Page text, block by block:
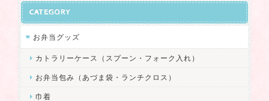
CATEGORY
お弁当グッズ
カトラリーケース（スプーン・フォーク入れ）
お弁当包み（あづま袋・ランチクロス）
巾着